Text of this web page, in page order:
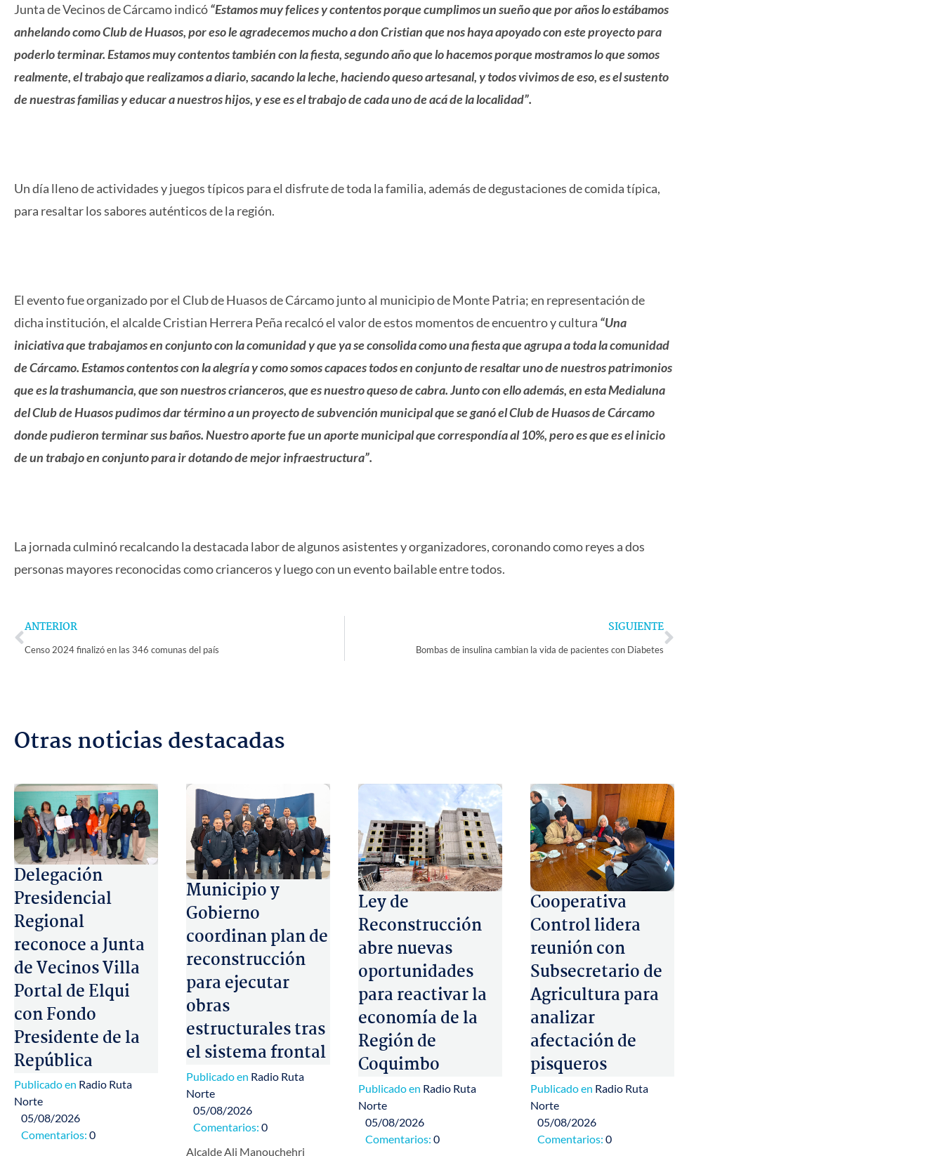
Junta de Vecinos de Cárcamo indicó“Estamos muy felices y contentos porque cumplimos un sueño que por años lo estábamos
anhelando como Club de Huasos, por eso le agradecemos mucho a don Cristian que nos haya apoyado con este proyecto para
poderlo terminar. Estamos muy contentos también con la fiesta, segundo año que lo hacemos porque mostramos lo que somos
realmente, el trabajo que realizamos a diario, sacando la leche, haciendo queso artesanal, y todos vivimos de eso, es el sustento
de nuestras familias y educar a nuestros hijos, y ese es el trabajo de cada uno de acá de la localidad”.
Un día lleno de actividades y juegos típicos para el disfrute de toda la familia, además de degustaciones de comida típica,
para resaltar los sabores auténticos de la región.
El evento fue organizado por el Club de Huasos de Cárcamo junto al municipio de Monte Patria; en representación de
dicha institución, el alcalde Cristian Herrera Peña recalcó el valor de estos momentos de encuentro y cultura “Una
iniciativa que trabajamos en conjunto con la comunidad y que ya se consolida como una fiesta que agrupa a toda la comunidad
de Cárcamo. Estamos contentos con la alegría y como somos capaces todos en conjunto de resaltar uno de nuestros patrimonios
que es la trashumancia, que son nuestros crianceros, que es nuestro queso de cabra. Junto con ello además, en esta Medialuna
del Club de Huasos pudimos dar término a un proyecto de subvención municipal que se ganó el Club de Huasos de Cárcamo
donde pudieron terminar sus baños. Nuestro aporte fue un aporte municipal que correspondía al 10%, pero es que es el inicio
de un trabajo en conjunto para ir dotando de mejor infraestructura”.
La jornada culminó recalcando la destacada labor de algunos asistentes y organizadores, coronando como reyes a dos
personas mayores reconocidas como crianceros y luego con un evento bailable entre todos.
Prev
ANTERIOR
Censo 2024 finalizó en las 346 comunas del país
SIGUIENTE
Bombas de insulina cambian la vida de pacientes con Diabetes
Next
Otras noticias destacadas
Delegación
Presidencial
Regional
reconoce a Junta
de Vecinos Villa
Portal de Elqui
con Fondo
Presidente de la
República
Publicado en Radio Ruta
Norte
05/08/2026
Comentarios: 0
Municipio y
Gobierno
coordinan plan de
reconstrucción
para ejecutar
obras
estructurales tras
el sistema frontal
Publicado en Radio Ruta
Norte
05/08/2026
Comentarios: 0
Alcalde Ali Manouchehri
Ley de
Reconstrucción
abre nuevas
oportunidades
para reactivar la
economía de la
Región de
Coquimbo
Publicado en Radio Ruta
Norte
05/08/2026
Comentarios: 0
Cooperativa
Control lidera
reunión con
Subsecretario de
Agricultura para
analizar
afectación de
pisqueros
Publicado en Radio Ruta
Norte
05/08/2026
Comentarios: 0